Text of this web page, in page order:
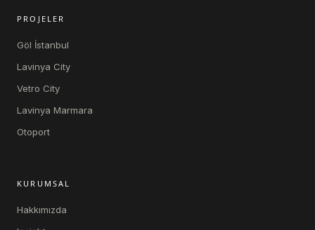
PROJELER
Göl İstanbul
Lavinya City
Vetro City
Lavinya Marmara
Otoport
KURUMSAL
Hakkımızda